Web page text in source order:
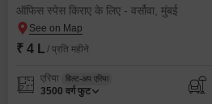
ऑफिस स्पेस किराए के लिए - वर्सोवा, मुंबई
₹ 4 L / प्रति महीने
एरिया बिल्ट-अप एरिया
3500 वर्ग फुट